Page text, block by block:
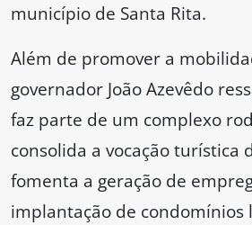
município de Santa Rita.
Além de promover a
governador João Azevêdo
faz parte de um complexo
consolida a vocação turística
fomenta a geração de
implantação de condomínios